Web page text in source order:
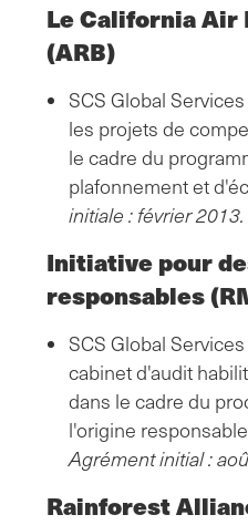
Le California Air
(ARB)
SCS Global
les projets de
le cadre du
plafonnement et
initiale : février 2013.
Initiative pour
responsables
SCS Global
cabinet d'audit
dans le cadre du
l'origine
Agrément initial :
Rainforest